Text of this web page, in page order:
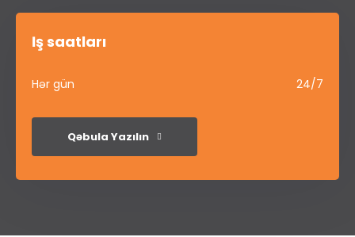
İş saatları
Hər gün 24/7
Qəbula Yazılın